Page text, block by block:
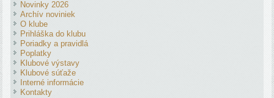
Novinky 2026
Archív noviniek
O klube
Prihláška do klubu
Poriadky a pravidlá
Poplatky
Klubové výstavy
Klubové súťaže
Interné informácie
Kontakty